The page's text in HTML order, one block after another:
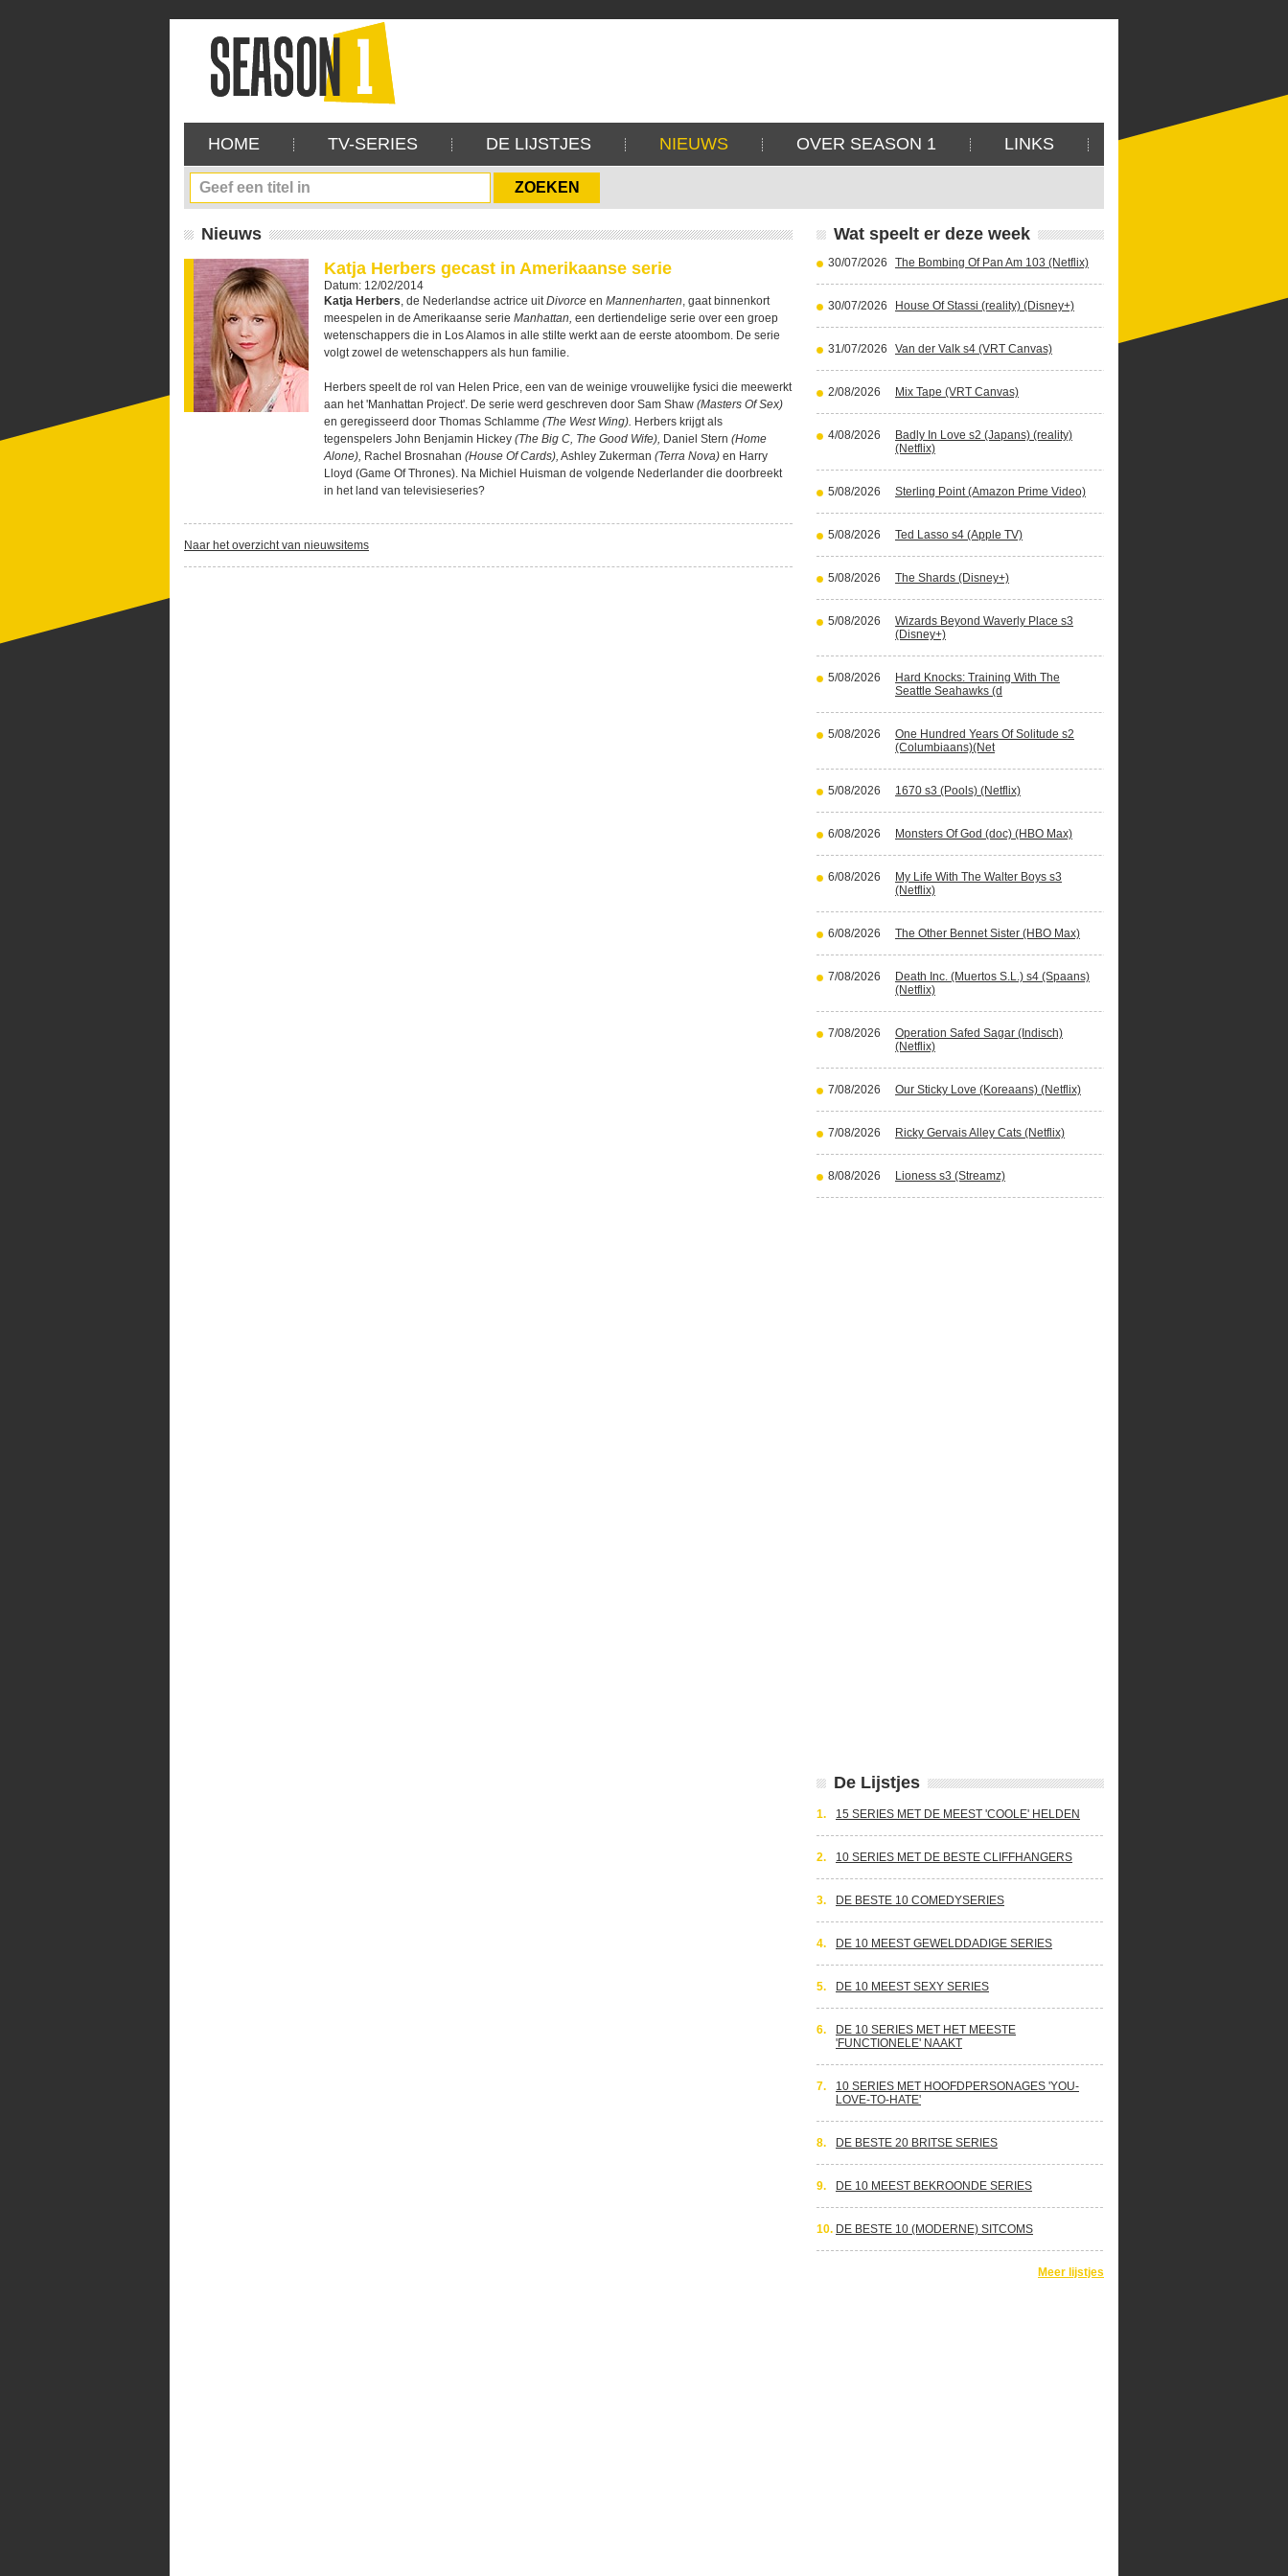
HOME TV-SERIES DE LIJSTJES NIEUWS OVER SEASON 1 LINKS
Nieuws
Katja Herbers gecast in Amerikaanse serie
Datum: 12/02/2014
Katja Herbers, de Nederlandse actrice uitDivorce en Mannenharten, gaat binnenkort
meespelen in de Amerikaanse serie Manhattan, een dertiendelige serie over een groep
wetenschappers die in Los Alamos in alle stilte werkt aan de eerste atoombom. De serie
volgt zowel de wetenschappers als hun familie.
Herbers speelt de rol van Helen Price, een van de weinige vrouwelijke fysici die meewerkt
aan het 'Manhattan Project'. De serie werd geschreven door Sam Shaw (Masters Of Sex)
en geregisseerd door Thomas Schlamme (The West Wing). Herbers krijgt als
tegenspelers John Benjamin Hickey (The Big C, The Good Wife), Daniel Stern (Home
Alone), Rachel Brosnahan (House Of Cards), Ashley Zukerman (Terra Nova) en Harry
Lloyd (Game Of Thrones). Na Michiel Huisman de volgende Nederlander die doorbreekt
in het land van televisieseries?
Naar het overzicht van nieuwsitems
Wat speelt er deze week
30/07/2026 The Bombing Of Pan Am 103 (Netflix)
30/07/2026 House Of Stassi (reality) (Disney+)
31/07/2026 Van der Valk s4 (VRT Canvas)
2/08/2026 Mix Tape (VRT Canvas)
4/08/2026
Badly In Love s2 (Japans) (reality)
(Netflix)
5/08/2026 Sterling Point (Amazon Prime Video)
5/08/2026 Ted Lasso s4 (Apple TV)
5/08/2026 The Shards (Disney+)
5/08/2026
Wizards Beyond Waverly Place s3
(Disney+)
5/08/2026
Hard Knocks: Training With The
Seattle Seahawks (d
5/08/2026
One Hundred Years Of Solitude s2
(Columbiaans)(Net
5/08/2026 1670 s3 (Pools) (Netflix)
6/08/2026 Monsters Of God (doc) (HBO Max)
6/08/2026
My Life With The Walter Boys s3
(Netflix)
6/08/2026 The Other Bennet Sister (HBO Max)
7/08/2026
Death Inc. (Muertos S.L.) s4 (Spaans)
(Netflix)
7/08/2026
Operation Safed Sagar (Indisch)
(Netflix)
7/08/2026 Our Sticky Love (Koreaans) (Netflix)
7/08/2026 Ricky Gervais Alley Cats (Netflix)
8/08/2026 Lioness s3 (Streamz)
De Lijstjes
1. 15 SERIES MET DE MEEST 'COOLE' HELDEN
2. 10 SERIES MET DE BESTE CLIFFHANGERS
3. DE BESTE 10 COMEDYSERIES
4. DE 10 MEEST GEWELDDADIGE SERIES
5. DE 10 MEEST SEXY SERIES
6.
DE 10 SERIES MET HET MEESTE
'FUNCTIONELE' NAAKT
7.
10 SERIES MET HOOFDPERSONAGES 'YOU-
LOVE-TO-HATE'
8. DE BESTE 20 BRITSE SERIES
9. DE 10 MEEST BEKROONDE SERIES
10. DE BESTE 10 (MODERNE) SITCOMS
Meer lijstjes